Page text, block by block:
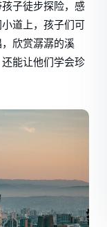
子徒步探险，感
道上，孩子们可
欣赏潺潺的溪
能让他们学会珍